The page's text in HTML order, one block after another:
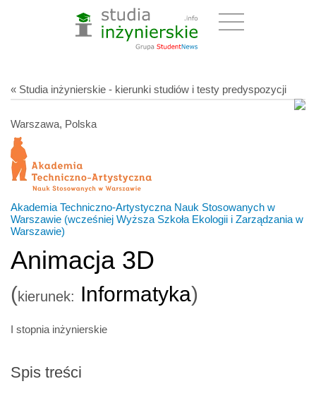
« Studia inżynierskie - kierunki studiów i testy predyspozycji
Warszawa, Polska
Akademia Techniczno-Artystyczna Nauk Stosowanych w
Warszawie (wcześniej Wyższa Szkoła Ekologii i Zarządzania w
Warszawie)
Animacja 3D
(kierunek: Informatyka)
I stopnia inżynierskie
Spis treści